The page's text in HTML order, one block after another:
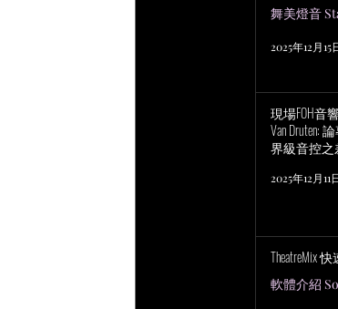
舞美燈音
2025年12月15
現場FOH音
Van Druten:
界級音控之
2025年12月11
TheatreMix
軟體介紹